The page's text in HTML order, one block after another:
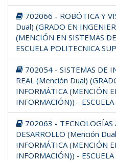
702066 - ROBÓTICA Y
Dual) (GRADO EN
(MENCIÓN EN SISTEMAS
ESCUELA POLITECNICA
702054 - SISTEMAS DE
REAL (Mención Dual)
INFORMÁTICA (MENCIÓN
INFORMACIÓN)) -
702063 - TECNOLOGÍAS
DESARROLLO (Mención
INFORMÁTICA (MENCIÓN
INFORMACIÓN)) -